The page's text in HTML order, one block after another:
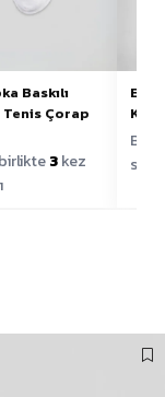
Baskılı
Çorap
3kez
Bu